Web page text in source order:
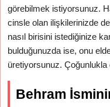
görebilmek istiyorsunuz.
cinsle olan ilişkilerinizde
nasıl birisini istediğinize
bulduğunuzda ise, onu
üretiyorsunuz. Çoğunlukla
Behram